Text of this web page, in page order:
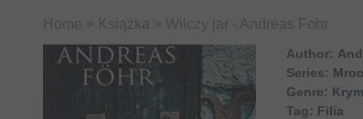
Home Książka Wilczy jar - Andreas Fohr
Author:
Series:
Genre:
Tag: Filia